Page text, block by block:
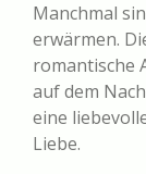
Manchmal
erwärmen.
romantische
auf dem
eine
Liebe.